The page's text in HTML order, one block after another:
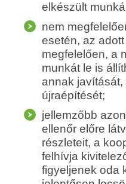
elkészült
nem
esetén, az
megfelelően, a
munkát le is
annak
újraépítését;
jellemzőbb
ellenőr előre
részleteit, a
felhívja
figyeljenek oda